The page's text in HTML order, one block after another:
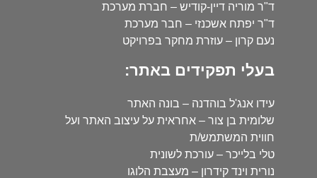
ד"ר מוריה דיין-קודיש – חברת מערכת
ד"ר יפתח אשכנזי – חבר מערכת
נעם קרון – עוזרת מחקר בפרויקט
בעלי תפקידים באתר:
עידו אנג'ל בוהדנה – בונה האתר
שלומית בן צור – אחראית על עיצוב האתר ועל
חווית המשתמש/ת
טלי בלייכר – עורכת לשונית
נורית וינד קידרון – מעצבת הלוגו